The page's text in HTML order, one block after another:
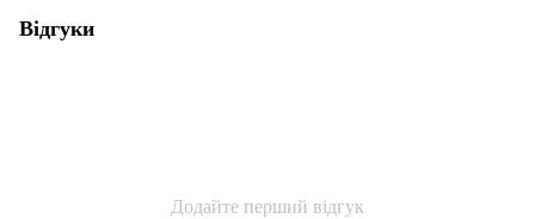
Відгуки
Додайте перший відгук